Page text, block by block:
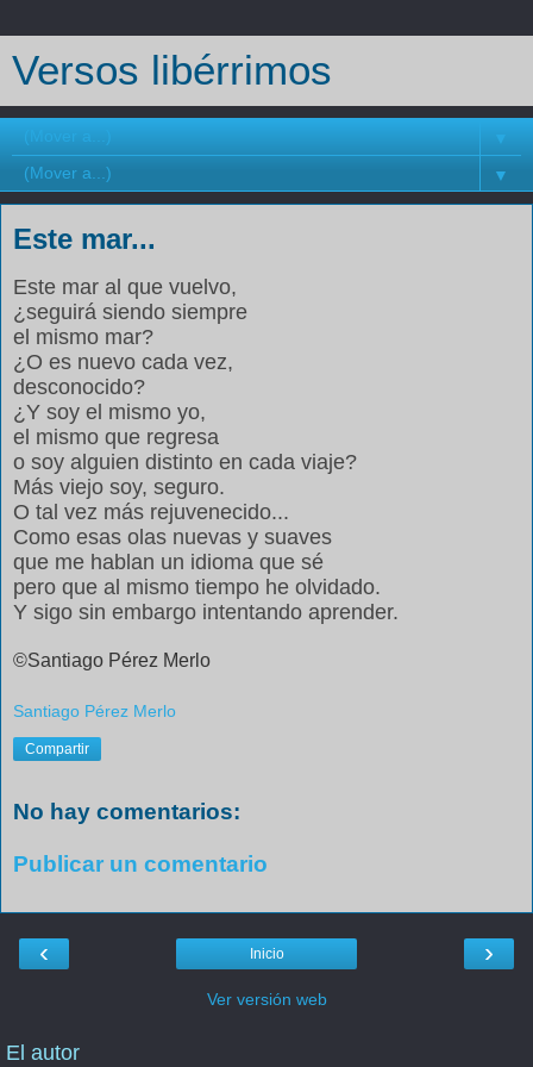
Versos libérrimos
▼
▼
Este mar...
Este mar al que vuelvo,
¿seguirá siendo siempre
el mismo mar?
¿O es nuevo cada vez,
desconocido?
¿Y soy el mismo yo,
el mismo que regresa
o soy alguien distinto en cada viaje?
Más viejo soy, seguro.
O tal vez más rejuvenecido...
Como esas olas nuevas y suaves
que me hablan un idioma que sé
pero que al mismo tiempo he olvidado.
Y sigo sin embargo intentando aprender.
©Santiago Pérez Merlo
Santiago Pérez Merlo
Compartir
No hay comentarios:
Publicar un comentario
‹ ›
Inicio
Ver versión web
El autor